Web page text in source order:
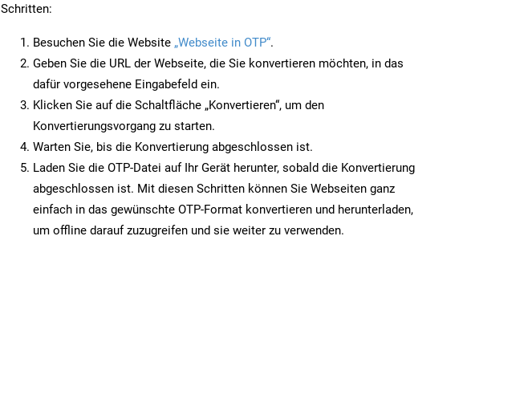
Schritten:
Besuchen Sie die Website „Webseite in OTP“.
Geben Sie die URL der Webseite, die Sie konvertieren möchten, in das
dafür vorgesehene Eingabefeld ein.
Klicken Sie auf die Schaltfläche „Konvertieren“, um den
Konvertierungsvorgang zu starten.
Warten Sie, bis die Konvertierung abgeschlossen ist.
Laden Sie die OTP-Datei auf Ihr Gerät herunter, sobald die Konvertierung
abgeschlossen ist. Mit diesen Schritten können Sie Webseiten ganz
einfach in das gewünschte OTP-Format konvertieren und herunterladen,
um offline darauf zuzugreifen und sie weiter zu verwenden.